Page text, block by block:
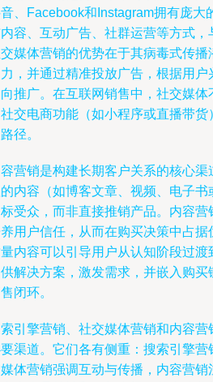
、Facebook和Instagram拥有庞大
容、互动广告、社群运营等方式
媒体营销的优势在于其病毒式传
，并通过精准投放广告，根据用
推广。在互联网销售中，社交媒
交电商功能（如小程序或直播带
径。
营销是构建长期客户关系的核心
内容（如博客文章、视频、电子
受众，而非直接推销产品。内容
用户信任，从而在购买决策中占
内容可以引导用户从认知阶段过
解决方案，激发需求，并嵌入购
闭环。
引擎营销、社交媒体营销和内容
渠道。它们各有侧重：搜索引擎
体营销强调互动与传播，内容营